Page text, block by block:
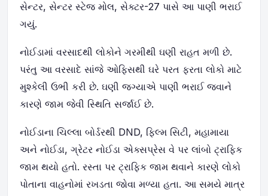
સેન્ટર, સેન્ટર સ્ટેજ મોલ, સેક્ટર-27 પાસે આ પાણી ભરાઈ
ગયું.
નોઈડામાં વરસાદથી લોકોને ગરમીથી ઘણી રાહત મળી છે.
પરંતુ આ વરસાદે સાંજે ઓફિસથી ઘરે પરત ફરતા લોકો માટે
મુશ્કેલી ઉભી કરી છે. ઘણી જગ્યાએ પાણી ભરાઈ જવાને
કારણે જામ જેવી સ્થિતિ સર્જાઈ છે.
નોઈડાના ચિલ્લા બોર્ડરથી DND, ફિલ્મ સિટી, મહામાયા
અને નોઈડા, ગ્રેટર નોઈડા એક્સપ્રેસ વે પર લાંબો ટ્રાફિક
જામ થયો હતો. રસ્તા પર ટ્રાફિક જામ થવાને કારણે લોકો
પોતાના વાહનોમાં રખડતા જોવા મળ્યા હતા. આ સમયે માત્ર